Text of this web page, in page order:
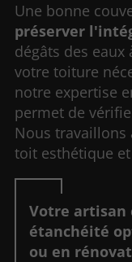
Une bonne
préserver
dégâts des eaux
votre toiture
notre expertise
permet de
Nous
toit esthétique
Votre artisan
étanchéité
ou en